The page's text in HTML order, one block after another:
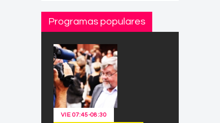
Programas populares
VIE 07:45-08:30